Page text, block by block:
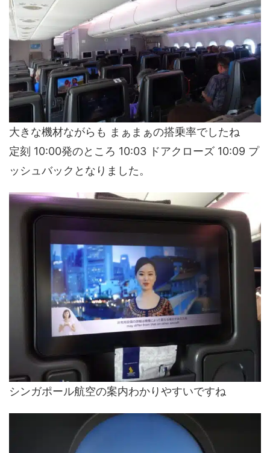
大きな機材ながらも まぁまぁの搭乗率でしたね
定刻 10:00発のところ 10:03 ドアクローズ 10:09 プ
ッシュバックとなりました。
シンガポール航空の案内わかりやすいですね